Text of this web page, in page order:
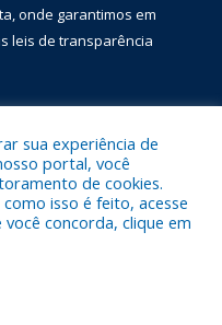
onde garantimos em
leis de transparência
Municipal de Óbidos.
sua experiência de
portal, você
de cookies.
isso é feito, acesse
você concorda, clique em